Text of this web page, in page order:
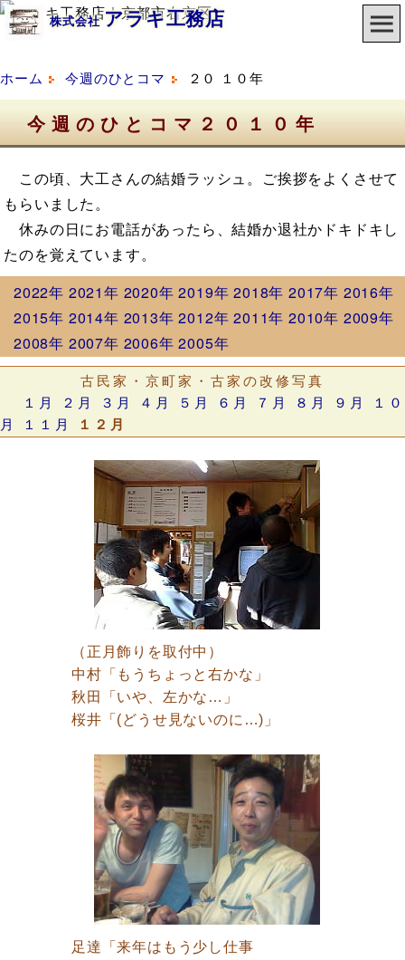
株式会社アラキ工務店
ホーム 今週のひとコマ ２０ １０年
今週のひとコマ２０１０年
この頃、大工さんの結婚ラッシュ。ご挨拶をよくさせて
もらいました。
休みの日にお電話があったら、結婚か退社かドキドキし
たのを覚えています。
2022年 2021年 2020年 2019年 2018年 2017年 2016年
2015年 2014年 2013年 2012年 2011年 2010年 2009年
2008年 2007年 2006年 2005年
古民家・京町家・古家の改修写真
１月
２月 ３月 ４月 ５月 ６月 ７月 ８月 ９月
１０
月
１１月 １２月
（正月飾りを取付中）
中村「もうちょっと右かな」
秋田「いや、左かな…」
桜井「(どうせ見ないのに…)」
足達「来年はもう少し仕事